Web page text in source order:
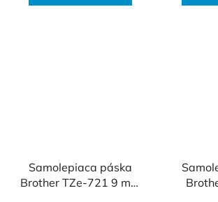
Samolepiaca páska
Brother TZe-721 9 mm